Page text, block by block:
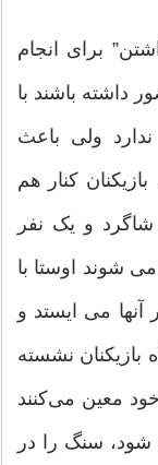
برای انجام
داشته باشند با
ولی باعث
کنار هم
و یک نفر
می شوند اوستا با
می ایستد و
بازیکنان نشسته
معین می‌کنند
شود، سنگ را در